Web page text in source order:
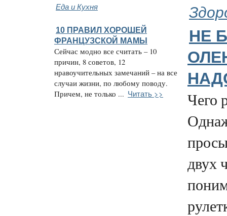
Еда и Кухня
10 ПРАВИЛ ХОРОШЕЙ
ФРАНЦУЗСКОЙ МАМЫ
Сейчас модно все считать – 10
причин, 8 советов, 12
нравоучительных замечаний – на все
случаи жизни, по любому поводу.
Причем, не только ... Читать >>
НЕ
Чего
двух